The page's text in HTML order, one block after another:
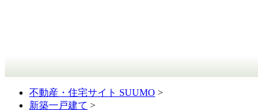
不動産・住宅サイト SUUMO >
新築一戸建て >